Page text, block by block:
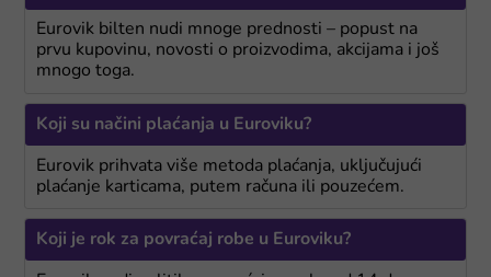
Eurovik bilten nudi mnoge prednosti – popust na
prvu kupovinu, novosti o proizvodima, akcijama i još
mnogo toga.
Koji su načini plaćanja u Euroviku?
Eurovik prihvata više metoda plaćanja, uključujući
plaćanje karticama, putem računa ili pouzećem.
Koji je rok za povraćaj robe u Euroviku?